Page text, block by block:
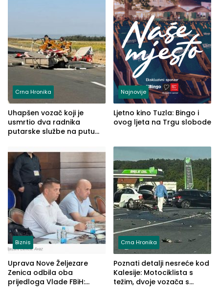
Crna Hronika
Uhapšen vozač koji je
usmrtio dva radnika
putarske službe na putu
(FOTO)
Najnovije
Ljetno kino Tuzla: Bingo i
ovog ljeta na Trgu slobode
Biznis
Uprava Nove Željezare
Zenica odbila oba
prijedloga Vlade FBiH:
Crna Hronika
Poznati detalji nesreće kod
Kalesije: Motociklista s
težim, dvoje vozača s